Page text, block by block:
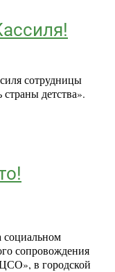
сотрудницы
детства».
социальном
сопровождения
в городской